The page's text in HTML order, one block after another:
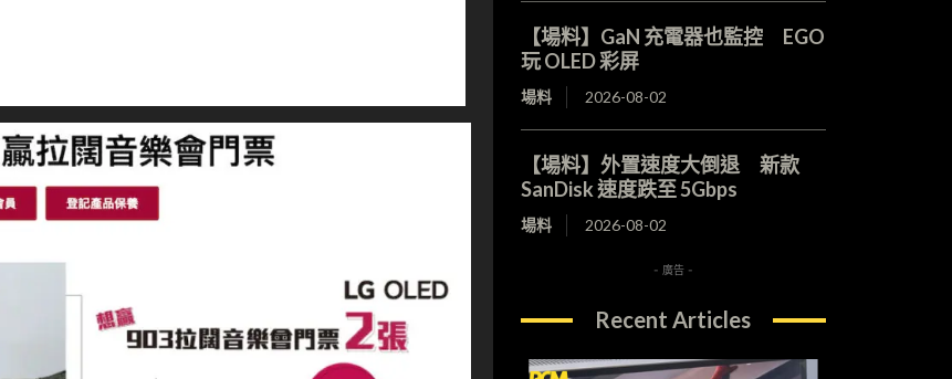
【場料】GaN 充電器也監控 EGO
玩 OLED 彩屏
場料 2026-08-02
【場料】外置速度大倒退 新款
SanDisk 速度跌至 5Gbps
場料 2026-08-02
- 廣告 -
Recent Articles